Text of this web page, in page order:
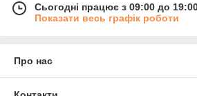
Сьогодні працює з 09:00 до
Показати весь графік роботи
Про нас